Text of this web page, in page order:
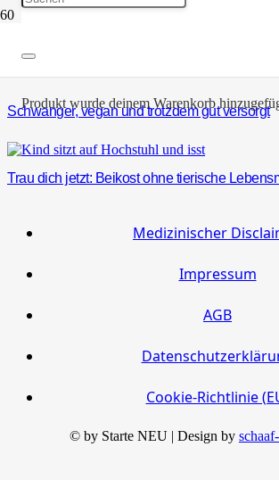
Produkt wurde deinem Warenkorb
Schwanger, vegan und trotzdem gut versorgt
Trau dich jetzt: Beikost ohne tierische
Medizinischer
Impressum
AGB
Cookie-Richtlinie
© by Starte NEU | Design by